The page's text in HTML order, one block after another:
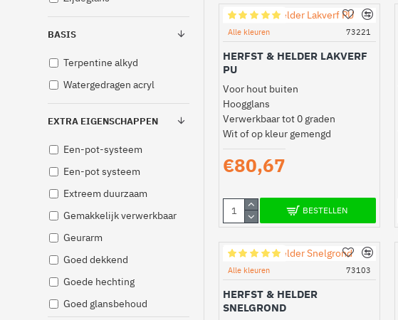
BASIS
Terpentine alkyd
Watergedragen acryl
EXTRA EIGENSCHAPPEN
Een-pot-systeem
Een-pot systeem
Extreem duurzaam
Gemakkelijk verwerkbaar
Geurarm
Goed dekkend
Goede hechting
Goed glansbehoud
Alle kleuren 73221
HERFST & HELDER LAKVERF
PU
Voor hout buiten
Hoogglans
Verwerkbaar tot 0 graden
Wit of op kleur gemengd
€80,67
BESTELLEN
Alle kleuren 73103
HERFST & HELDER
SNELGROND